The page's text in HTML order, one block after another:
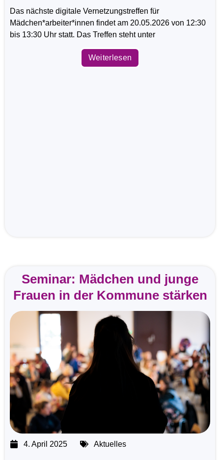
Das nächste digitale Vernetzungstreffen für
Mädchen*arbeiter*innen findet am 20.05.2026 von 12:30
bis 13:30 Uhr statt. Das Treffen steht unter
Weiterlesen
Seminar: Mädchen und junge
Frauen in der Kommune stärken
4. April 2025 Aktuelles